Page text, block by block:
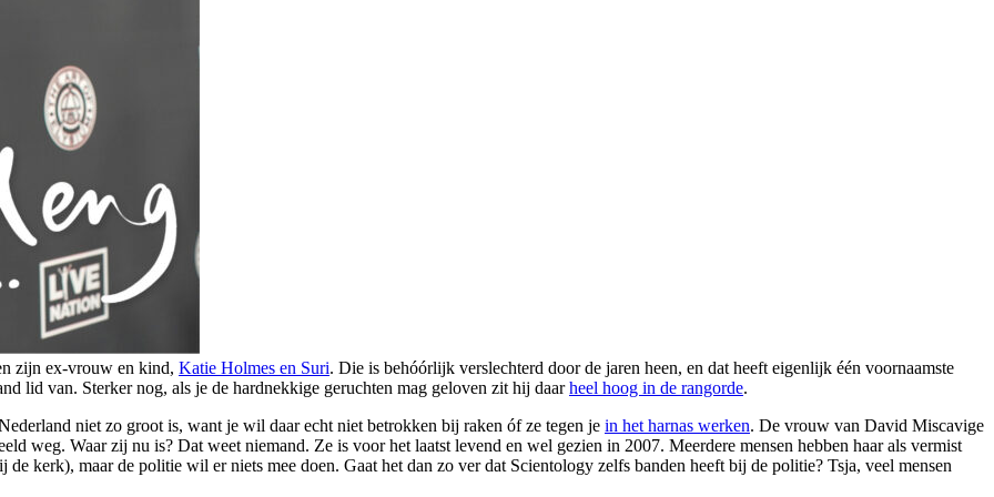
zijn ex-vrouw en kind, Katie Holmes en Suri. Die is behóórlijk verslechterd door de jaren heen, en dat heeft eigenlijk één voornaamste
lid van. Sterker nog, als je de hardnekkige geruchten mag geloven zit hij daarheel hoog in de rangorde.
niet zo groot is, want je wil daar echt niet betrokken bij raken óf ze tegen je in het harnas werken. De vrouw van David Miscavige
weg. Waar zij nu is? Dat weet niemand. Ze is voor het laatst levend en wel gezien in 2007. Meerdere mensen hebben haar als vermist
kerk), maar de politie wil er niets mee doen. Gaat het dan zo ver dat Scientology zelfs banden heeft bij de politie? Tsja, veel mensen